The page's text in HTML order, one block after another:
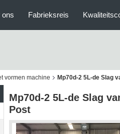
ons Fabrieksreis
vormen machine Mp70d-2 5L-de Slag
Mp70d-2 5L-de Slag
Post